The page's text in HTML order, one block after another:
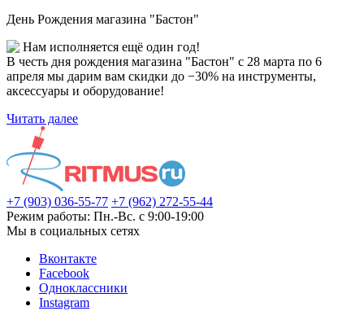
День Рождения магазина "Бастон"
Нам исполняется ещё один год!
В честь дня рождения магазина "Бастон" с 28 марта по 6
апреля мы дарим вам скидки до −30% на инструменты,
аксессуары и оборудование!
Читать далее
+7 (903) 036-55-77 +7 (962) 272-55-44
Режим работы: Пн.-Вс. с 9:00-19:00
Мы в социальных сетях
Вконтакте
Facebook
Одноклассники
Instagram